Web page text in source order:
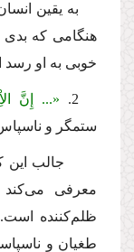
به یقین
هنگامى كه بدى
خوبى به او رسد
2. «... إِنَّ
ستمگر و
جالب این
معرفى مى‌كند
ظلم‌كننده
طغیان و